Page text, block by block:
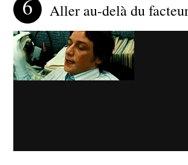
Aller au-delà du